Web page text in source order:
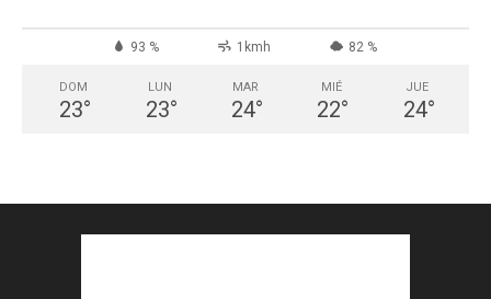
93 % 1kmh 82 %
DOM
23°
LUN
23°
MAR
24°
MIÉ
22°
JUE
24°